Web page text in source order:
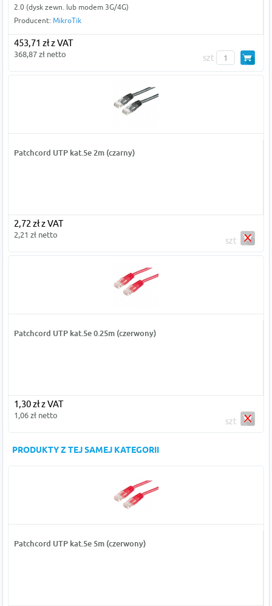
2.0 (dysk zewn. lub modem 3G/4G)
Producent: MikroTik
453,71 zł z VAT
368,87 zł netto szt
Patchcord UTP kat.5e 2m (czarny)
2,72 zł z VAT
2,21 zł netto
szt
Patchcord UTP kat.5e 0.25m (czerwony)
1,30 zł z VAT
1,06 zł netto
szt
PRODUKTY Z TEJ SAMEJ KATEGORII
Patchcord UTP kat.5e 5m (czerwony)